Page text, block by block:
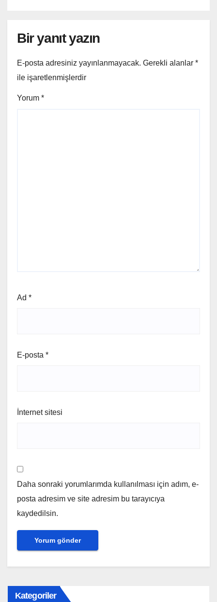
Bir yanıt yazın
E-posta adresiniz yayınlanmayacak. Gerekli alanlar *
ile işaretlenmişlerdir
Yorum *
Ad *
E-posta *
İnternet sitesi
Daha sonraki yorumlarımda kullanılması için adım, e-
posta adresim ve site adresim bu tarayıcıya
kaydedilsin.
Kategoriler